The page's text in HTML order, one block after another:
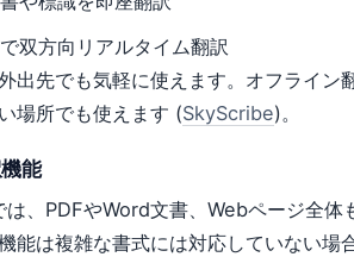
双方向リアルタイム翻訳
出先でも気軽に使えます。オフライン
場所でも使えます (SkyScribe)。
能
、PDFやWord文書、Webページ全体
能は複雑な書式には対応していない場